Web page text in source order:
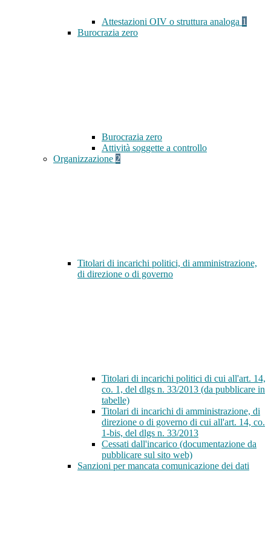
Attestazioni OIV o struttura analoga 1
Burocrazia zero
Burocrazia zero
Attività soggette a controllo
Organizzazione 2
Titolari di incarichi politici, di amministrazione,
di direzione o di governo
Titolari di incarichi politici di cui all'art. 14,
co. 1, del dlgs n. 33/2013 (da pubblicare in
tabelle)
Titolari di incarichi di amministrazione, di
direzione o di governo di cui all'art. 14, co.
1-bis, del dlgs n. 33/2013
Cessati dall'incarico (documentazione da
pubblicare sul sito web)
Sanzioni per mancata comunicazione dei dati